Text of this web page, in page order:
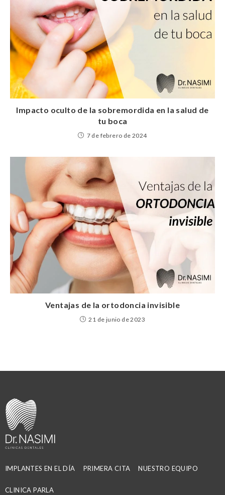
Impacto oculto de la sobremordida en la salud de
tu boca
7 de febrero de 2024
Ventajas de la ortodoncia invisible
21 de junio de 2023
IMPLANTES EN EL DÍA PRIMERA CITA NUESTRO EQUIPO
CLINICA PARLA